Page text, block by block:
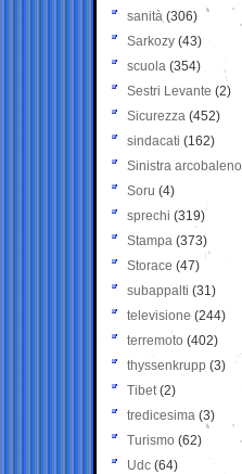
sanità (306)
Sarkozy (43)
scuola (354)
Sestri Levante (2)
Sicurezza (452)
sindacati (162)
Sinistra arcobaleno
Soru (4)
sprechi (319)
Stampa (373)
Storace (47)
subappalti (31)
televisione(244)
terremoto (402)
thyssenkrupp (3)
Tibet(2)
tredicesima (3)
Turismo (62)
Udc (64)